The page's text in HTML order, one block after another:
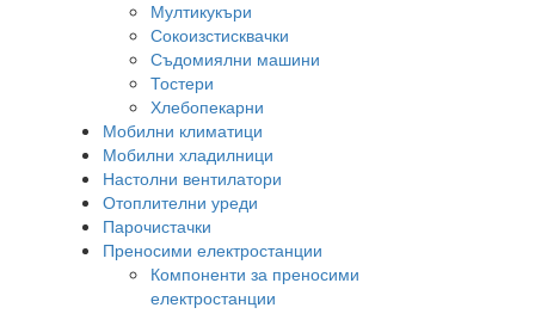
Мултикукъри
Сокоизстисквачки
Съдомиялни машини
Тостери
Хлебопекарни
Мобилни климатици
Мобилни хладилници
Настолни вентилатори
Отоплителни уреди
Парочистачки
Преносими електростанции
Компоненти за преносими
електростанции